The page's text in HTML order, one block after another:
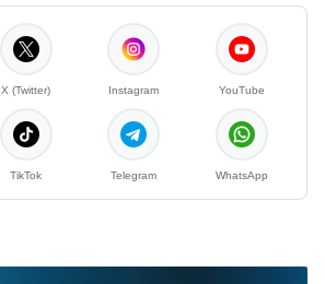
X (Twitter) Instagram YouTube
TikTok Telegram WhatsApp